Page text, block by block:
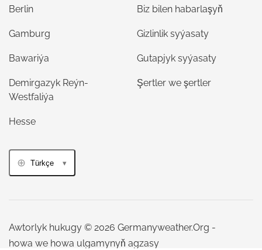
Berlin
Gamburg
Bawariýa
Demirgazyk Reýn-
Westfaliýa
Hesse
Biz bilen habarlaşyň
Gizlinlik syýasaty
Gutapjyk syýasaty
Şertler we şertler
Türkçe
Awtorlyk hukugy © 2026 Germanyweather.Org -
howa we howa ulgamynyň agzasy